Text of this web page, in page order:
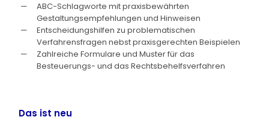
ABC-Schlagworte mit praxisbewährten
Gestaltungsempfehlungen und Hinweisen
Entscheidungshilfen zu problematischen
Verfahrensfragen nebst praxisgerechten Beispielen
Zahlreiche Formulare und Muster für das
Besteuerungs- und das Rechtsbehelfsverfahren
Das ist neu